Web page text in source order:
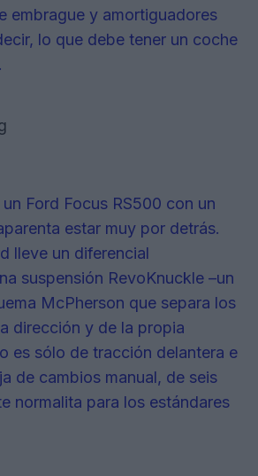
embrague y amortiguadores
lo que debe tener un coche
Ford Focus RS500 con un
estar muy por detrás.
lleve un diferencial
suspensión RevoKnuckle –un
McPherson que separa los
dirección y de la propia
es sólo de tracción delantera e
de cambios manual, de seis
normalita para los estándares